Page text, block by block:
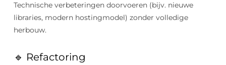
Technische verbeteringen doorvoeren (bijv. nieuwe
libraries, modern hostingmodel) zonder volledige
herbouw.
🔹 Refactoring